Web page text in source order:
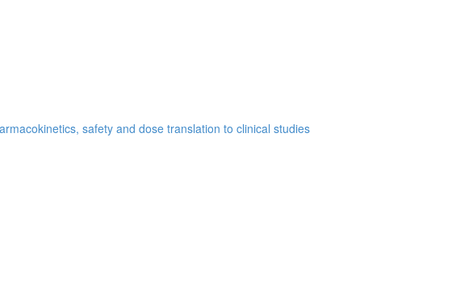
safety and dose translation to clinical studies